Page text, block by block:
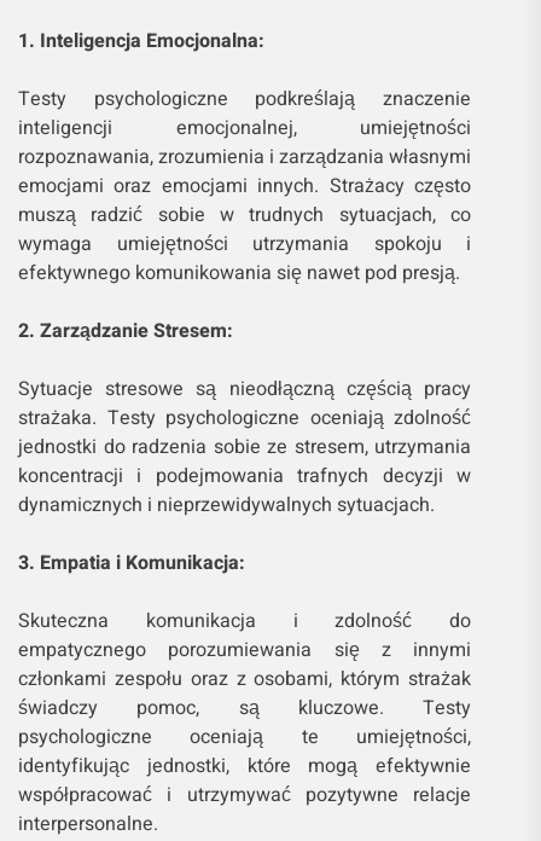
1. Inteligencja Emocjonalna:
Testy psychologiczne podkreślają znaczenie
inteligencji emocjonalnej, umiejętności
rozpoznawania, zrozumienia i zarządzania własnymi
emocjami oraz emocjami innych. Strażacy często
muszą radzić sobie w trudnych sytuacjach, co
wymaga umiejętności utrzymania spokoju i
efektywnego komunikowania się nawet pod presją.
2. Zarządzanie Stresem:
Sytuacje stresowe są nieodłączną częścią pracy
strażaka. Testy psychologiczne oceniają zdolność
jednostki do radzenia sobie ze stresem, utrzymania
koncentracji i podejmowania trafnych decyzji w
dynamicznych i nieprzewidywalnych sytuacjach.
3. Empatia i Komunikacja:
Skuteczna komunikacja i zdolność do
empatycznego porozumiewania się z innymi
członkami zespołu oraz z osobami, którym strażak
świadczy pomoc, są kluczowe. Testy
psychologiczne oceniają te umiejętności,
identyfikując jednostki, które mogą efektywnie
współpracować i utrzymywać pozytywne relacje
interpersonalne.